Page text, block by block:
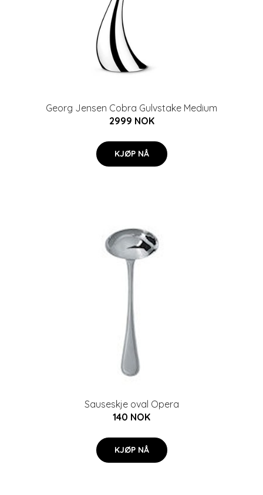
Georg Jensen Cobra Gulvstake Medium
2999 NOK
KJØP NÅ
Sauseskje oval Opera
140 NOK
KJØP NÅ